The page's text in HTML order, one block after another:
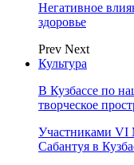
Негативное
здоровье
Prev Next
Культура
В Кузбассе по
творческое
Участниками VI
Сабантуя в